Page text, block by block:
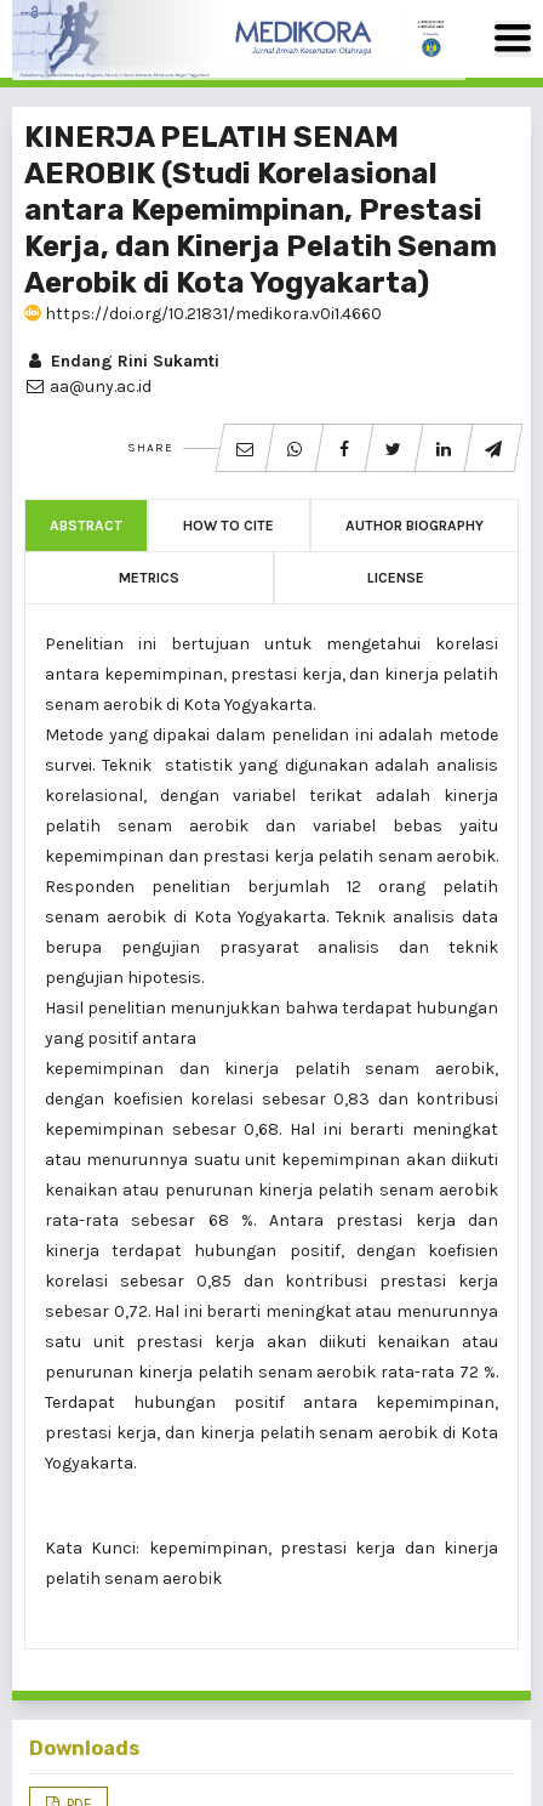
KINERJA PELATIH SENAM
AEROBIK (Studi Korelasional
antara Kepemimpinan, Prestasi
Kerja, dan Kinerja Pelatih Senam
Aerobik di Kota Yogyakarta)
https://doi.org/10.21831/medikora.v0i1.4660
Endang Rini Sukamti
aa@uny.ac.id
SHARE
ABSTRACT HOW TO CITE AUTHOR BIOGRAPHY
METRICS LICENSE
Penelitian ini bertujuan untuk mengetahui korelasi
antara kepemimpinan, prestasi kerja, dan kinerja pelatih
senam aerobik di Kota Yogyakarta.
Metode yang dipakai dalam penelidan ini adalah metode
survei. Teknik statistik yang digunakan adalah analisis
korelasional, dengan variabel terikat adalah kinerja
pelatih senam aerobik dan variabel bebas yaitu
kepemimpinan dan prestasi kerja pelatih senam aerobik.
Responden penelitian berjumlah 12 orang pelatih
senam aerobik di Kota Yogyakarta. Teknik analisis data
berupa pengujian prasyarat analisis dan teknik
pengujian hipotesis.
Hasil penelitian menunjukkan bahwa terdapat hubungan
yang positif antara
kepemimpinan dan kinerja pelatih senam aerobik,
dengan koefisien korelasi sebesar 0,83 dan kontribusi
kepemimpinan sebesar 0,68. Hal ini berarti meningkat
atau menurunnya suatu unit kepemimpinan akan diikuti
kenaikan atau penurunan kinerja pelatih senam aerobik
rata-rata sebesar 68 %. Antara prestasi kerja dan
kinerja terdapat hubungan positif, dengan koefisien
korelasi sebesar 0,85 dan kontribusi prestasi kerja
sebesar 0,72. Hal ini berarti meningkat atau menurunnya
satu unit prestasi kerja akan diikuti kenaikan atau
penurunan kinerja pelatih senam aerobik rata-rata 72 %.
Terdapat hubungan positif antara kepemimpinan,
prestasi kerja, dan kinerja pelatih senam aerobik di Kota
Yogyakarta.
Kata Kunci: kepemimpinan, prestasi kerja dan kinerja
pelatih senam aerobik
Downloads